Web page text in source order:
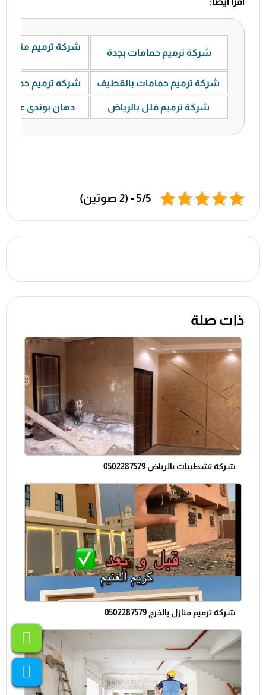
شركة ترميم حمامات بجدة
شركة ترميم منازل
شركة ترميم حمامات بالقطيف شركه ترميم
شركة ترميم فلل بالرياض دهان بوندى عازل
5/5 - (2 صوتين)
ذات صلة
شركة تشطيبات بالرياض 0502287579
شركة ترميم منازل بالخرج 0502287579